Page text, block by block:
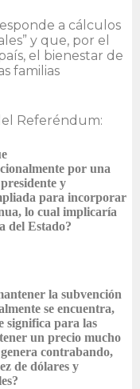
a cálculos
y que, por el
el bienestar de
familias
Referéndum:
por una
y
para incorporar
lo cual implicaría
del Estado?
la subvención
se encuentra,
significa para las
un precio mucho
contrabando,
de dólares y